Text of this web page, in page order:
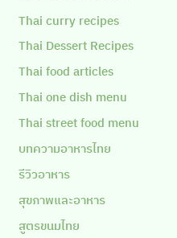
Thai curry recipes
Thai Dessert Recipes
Thai food articles
Thai one dish menu
Thai street food menu
บทความอาหารไทย
รีวิวอาหาร
สุขภาพและอาหาร
สูตรขนมไทย